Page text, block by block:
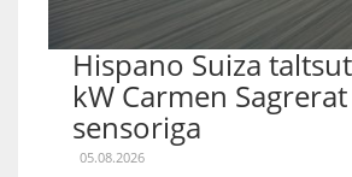
Hispano Suiza
kW Carmen
sensoriga
05.08.2026